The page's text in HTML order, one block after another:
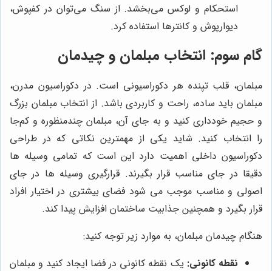
استحکام و لوکس می‌بخشد. از سنگ می‌توان در کفپوش،
دیوارپوش و کانترها استفاده کرد.
گام سوم: انتخاب مبلمان و چیدمان
مبلمان، قلب تپنده هر دکوراسیونی است. در دکوراسیون مدرن،
مبلمان باید ساده، راحت و کاربردی باشد. از انتخاب مبلمان بزرگ
و حجیم خودداری کنید و به جای آن، مبلمان چندمنظوره و کم‌جا
را انتخاب کنید. شاید یکی از مهمترین نکاتی که در طراحی
دکوراسیون داخلی اهمیت دارد این است که تمامی وسیله ها
دقیقا در جای مناسب قرار بگیرند. قرارگیری وسیله ها در جای
اصولی و مناسب موجب می‌ شود فضای بیشتری در اختیار افراد
قرار بگیرد و همچنین جذابیت ساختمان افزایش پیدا کند.
هنگام چیدمان مبلمان، به موارد زیر توجه کنید:
نقطه کانونی: یک نقطه کانونی در فضا ایجاد کنید و مبلمان